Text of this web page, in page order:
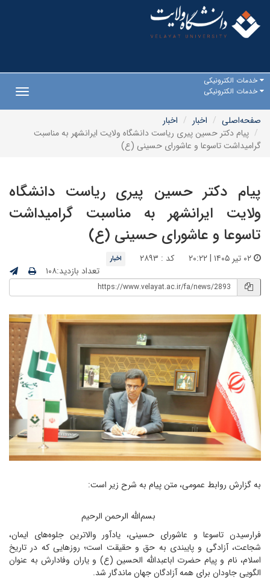
خدمات الکترونیکی
خدمات الکترونیکی
صفحه‌اصلی
اخبار
اخبار
پیام دکتر حسین پیری ریاست دانشگاه ولایت ایرانشهر به مناسبت
گرامیداشت تاسوعا و عاشورای حسینی (ع)
پیام دکتر حسین پیری ریاست دانشگاه
ولایت ایرانشهر به مناسبت گرامیداشت
تاسوعا و عاشورای حسینی (ع)
کد : ۲۸۹۳ اخبار
تعداد بازدید:۱۰۸
به گزارش روابط عمومی، متن پیام به شرح زیر است:
بسم‌الله الرحمن الرحیم
فرارسیدن تاسوعا و عاشورای حسینی، یادآور والاترین جلوه‌های ایمان،
شجاعت، آزادگی و پایبندی به حق و حقیقت است؛ روزهایی که در تاریخ
اسلام، نام و پیام حضرت اباعبدالله الحسین (ع) و یاران وفادارش به عنوان
الگویی جاودان برای همه آزادگان جهان ماندگار شد.